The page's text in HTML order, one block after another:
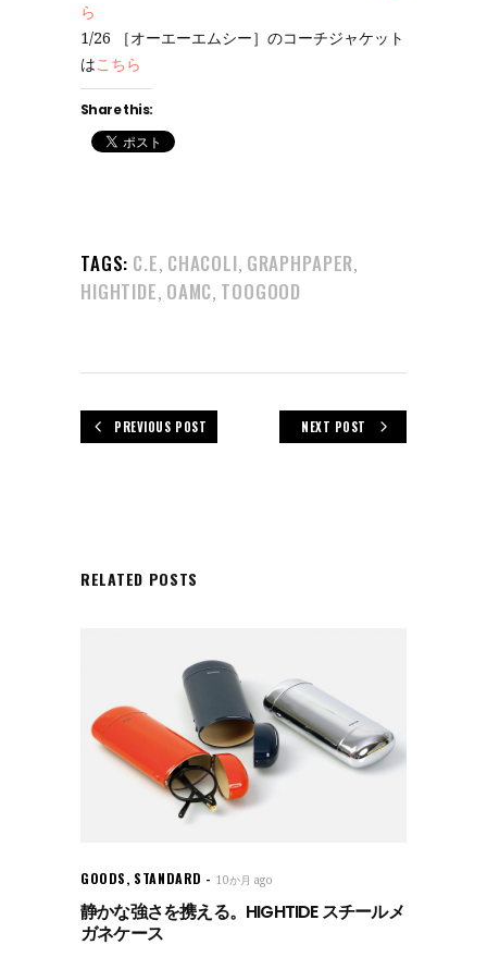
ら
1/26 ［オーエーエムシー］のコーチジャケット
はこちら
Share this:
TAGS: C.E, CHACOLI, GRAPHPAPER,
HIGHTIDE, OAMC, TOOGOOD
PREVIOUS POST NEXT POST
RELATED POSTS
GOODS, STANDARD 10か月 ago
静かな強さを携える。HIGHTIDE スチールメ
ガネケース